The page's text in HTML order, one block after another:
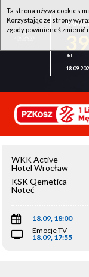
WKK
WKK Active
Hotel Wrocław
KSK Qemetica
Noteć
Inowrocław
18.09, 18:00
Emocje TV
18.09, 17:55
Ta strona używa cookies
Korzystając ze strony
zgody powinieneś zmienić